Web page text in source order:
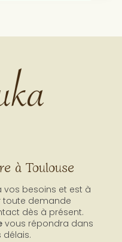
à Toulouse
besoins et est à
toute demande
dès à présent.